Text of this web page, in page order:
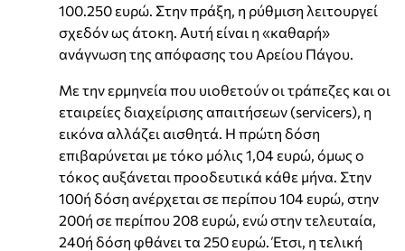
100.250 ευρώ. Στην πράξη, η ρύθμιση λειτουργεί
σχεδόν ως άτοκη. Αυτή είναι η «καθαρή»
ανάγνωση της απόφασης του Αρείου Πάγου.
Με την ερμηνεία που υιοθετούν οι τράπεζες και οι
εταιρείες διαχείρισης απαιτήσεων (servicers), η
εικόνα αλλάζει αισθητά. Η πρώτη δόση
επιβαρύνεται με τόκο μόλις 1,04 ευρώ, όμως ο
τόκος αυξάνεται προοδευτικά κάθε μήνα. Στην
100ή δόση ανέρχεται σε περίπου 104 ευρώ, στην
200ή σε περίπου 208 ευρώ, ενώ στην τελευταία,
240ή δόση φθάνει τα 250 ευρώ. Έτσι, η τελική